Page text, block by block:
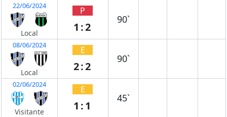
22/06/2024
Local
P
1:2
90`
08/06/2024
Local
E
2:2
90`
02/06/2024
Visitante
E
1:1
45`